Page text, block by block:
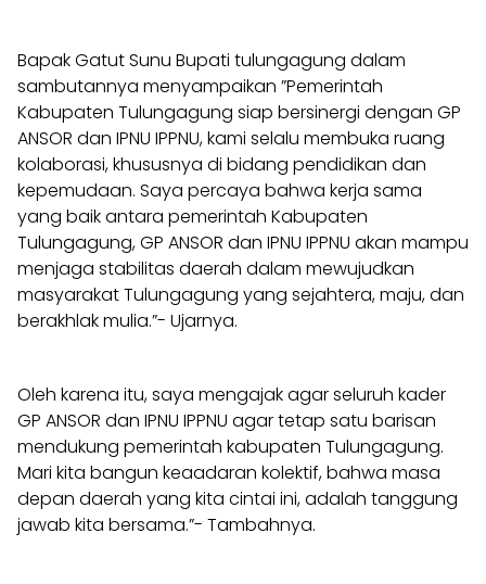
Bapak Gatut Sunu Bupati tulungagung dalam
sambutannya menyampaikan ”Pemerintah
Kabupaten Tulungagung siap bersinergi dengan GP
ANSOR dan IPNU IPPNU, kami selalu membuka ruang
kolaborasi, khususnya di bidang pendidikan dan
kepemudaan. Saya percaya bahwa kerja sama
yang baik antara pemerintah Kabupaten
Tulungagung, GP ANSOR dan IPNU IPPNU akan mampu
menjaga stabilitas daerah dalam mewujudkan
masyarakat Tulungagung yang sejahtera, maju, dan
berakhlak mulia.”- Ujarnya.
Oleh karena itu, saya mengajak agar seluruh kader
GP ANSOR dan IPNU IPPNU agar tetap satu barisan
mendukung pemerintah kabupaten Tulungagung.
Mari kita bangun keaadaran kolektif, bahwa masa
depan daerah yang kita cintai ini, adalah tanggung
jawab kita bersama.”- Tambahnya.